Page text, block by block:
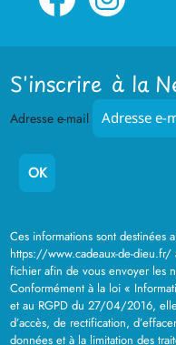
S'inscrire à la
Adresse e-mail
Ces informations sont destinées
https://www.cadeaux-de-dieu.fr/
fichier afin de vous envoyer les
Conformément à la loi «
et au RGPD du 27/04/2016,
d’accès, de rectification,
données et à la limitation des